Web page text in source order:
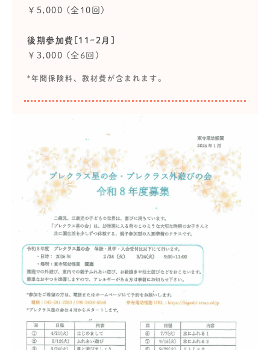
￥5,000 (全10回)
後期参加費[11~2月]
￥3,000 (全6回)
*年間保険料、教材費が含まれます。